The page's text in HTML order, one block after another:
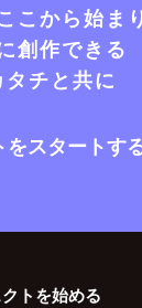
こから始ま
創作できる
チと共に
スタートす
トを始める